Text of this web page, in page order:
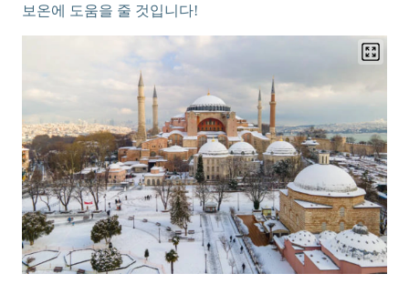
보온에 도움을 줄 것입니다!